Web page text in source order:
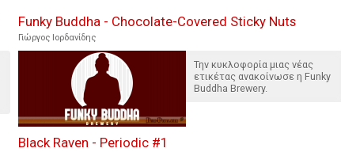
Funky Buddha - Chocolate-Covered Sticky Nuts
Γιώργος Ιορδανίδης
Την κυκλοφορία μιας νέας
ετικέτας ανακοίνωσε η Funky
Buddha Brewery.
Black Raven - Periodic #1